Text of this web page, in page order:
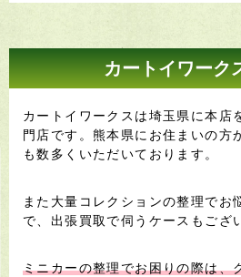
カートイワーク
カートイワークスは埼玉県に本店
門店です。熊本県にお住まいの方
も数多くいただいております。
また大量コレクションの整理でお
で、出張買取で伺うケースもござ
ミニカーの整理でお困りの際は、